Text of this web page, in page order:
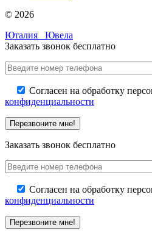
© 2026
Юталия
Ювела
Заказать звонок бесплатно
Согласен на обработку
конфиденциальности
Заказать звонок бесплатно
Согласен на обработку
конфиденциальности